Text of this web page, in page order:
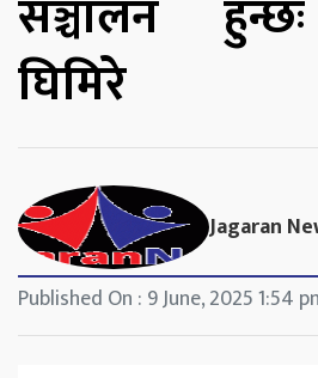
सञ्चालन
घिमिरे
Jagaran
Published On : 9 June, 2025 1:54